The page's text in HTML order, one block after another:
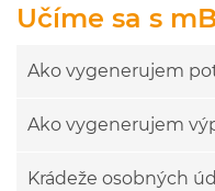
Učíme sa s
Ako vygenerujem
Ako vygenerujem
Krádeže osobných